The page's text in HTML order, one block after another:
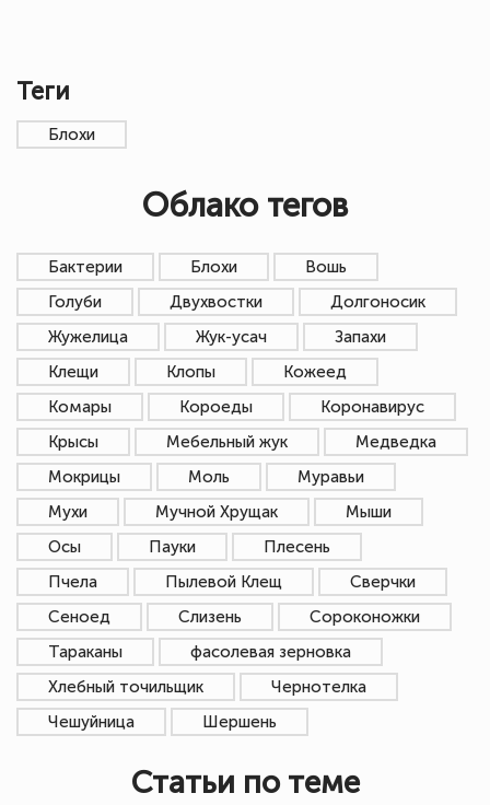
Теги
Блохи
Облако тегов
Бактерии Блохи
Вошь
Голуби
Двухвостки
Долгоносик
Жужелица
Жук-усач
Запахи
Клещи
Клопы
Кожеед
Комары
Короеды
Коронавирус
Крысы
Мебельный жук
Медведка
Мокрицы
Моль
Муравьи
Мухи
Мучной Хрущак
Мыши
Осы
Пауки
Плесень
Пчела
Пылевой Клещ
Сверчки
Сеноед
Слизень
Сороконожки
Тараканы
фасолевая зерновка
Хлебный точильщик
Чернотелка
Чешуйница
Шершень
Статьи по теме